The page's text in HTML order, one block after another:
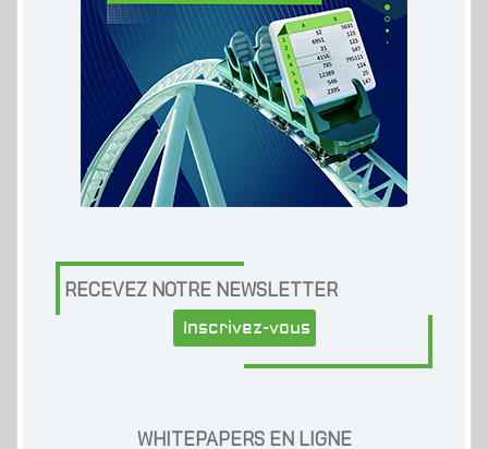
RECEVEZ NOTRE NEWSLETTER
Inscrivez-vous
WHITEPAPERS EN LIGNE